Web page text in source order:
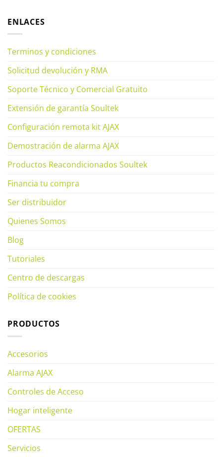
ENLACES
Terminos y condiciones
Solicitud devolución y RMA
Soporte Técnico y Comercial Gratuito
Extensión de garantía Soultek
Configuración remota kit AJAX
Demostración de alarma AJAX
Productos Reacondicionados Soultek
Financia tu compra
Ser distribuidor
Quienes Somos
Blog
Tutoriales
Centro de descargas
Política de cookies
PRODUCTOS
Accesorios
Alarma AJAX
Controles de Acceso
Hogar inteligente
OFERTAS
Servicios